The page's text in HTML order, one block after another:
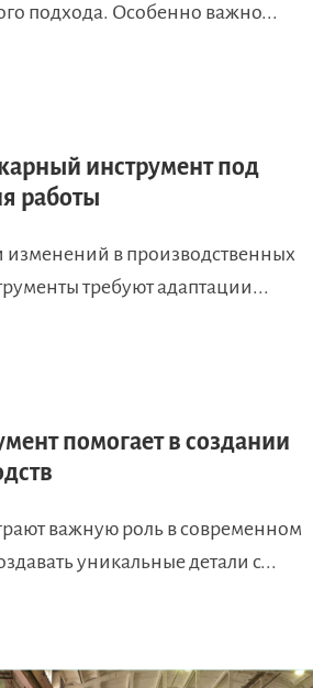
подхода. Особенно важно...
инструмент под
работы
изменений в производственных
требуют адаптации...
помогает в создании
важную роль в современном
уникальные детали с...